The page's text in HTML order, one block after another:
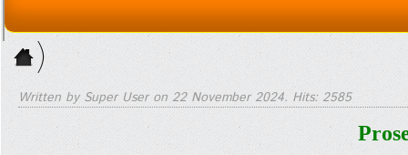
Informasi
Home
Written by Super User on 22 November 2024. Hits: 2585